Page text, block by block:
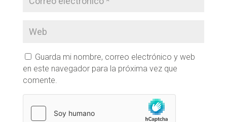
Guarda mi nombre, correo electrónico y web
en este navegador para la próxima vez que
comente.